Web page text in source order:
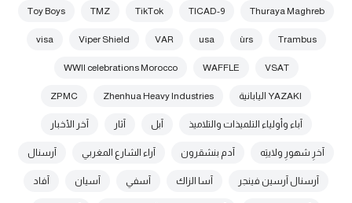
Thuraya Maghreb
TICAD-9
TikTok
TMZ
Toy Boys
Trambus
ùrs
usa
VAR
Viper Shield
visa
VSAT
WAFFLE
WWII celebrations Morocco
YAZAKI اليابانية Zhenhua Heavy Industries
ZPMC
آباء وأولياء التلميذات والتلاميذ آبل آثار آخر الأخبار
آخرِ شهورِ ولايتِه آدم بنشقرون آراء الشارع المغربي آرسنال
آرسنال آرسين فينجر آسا الزاك آسفي آسيان آفاد